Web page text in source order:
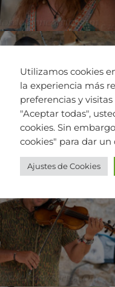
Utilizamos cookies
la experiencia más
preferencias y
"Aceptar todas",
cookies. Sin
cookies" para dar
Ajustes de Cookies